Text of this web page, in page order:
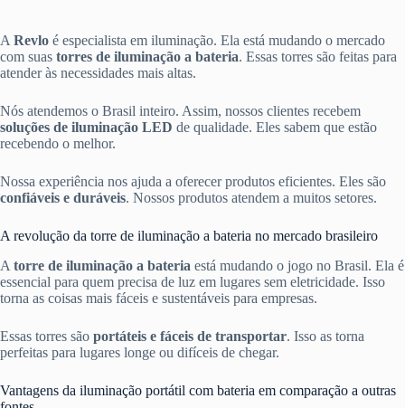
A Revlo é especialista em iluminação. Ela está mudando o mercado
com suas torres de iluminação a bateria. Essas torres são feitas para
atender às necessidades mais altas.
Nós atendemos o Brasil inteiro. Assim, nossos clientes recebem
soluções de iluminação LED de qualidade. Eles sabem que estão
recebendo o melhor.
Nossa experiência nos ajuda a oferecer produtos eficientes. Eles são
confiáveis e duráveis. Nossos produtos atendem a muitos setores.
A revolução da torre de iluminação a bateria no mercado brasileiro
A torre de iluminação a bateria está mudando o jogo no Brasil. Ela é
essencial para quem precisa de luz em lugares sem eletricidade. Isso
torna as coisas mais fáceis e sustentáveis para empresas.
Essas torres são portáteis e fáceis de transportar. Isso as torna
perfeitas para lugares longe ou difíceis de chegar.
Vantagens da iluminação portátil com bateria em comparação a outras